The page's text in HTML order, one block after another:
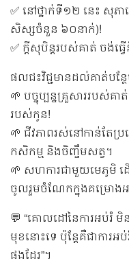
✅ នៅថ្នាក់ទី១២ នេះ សុ
សិស្សចំនួន ៦០នាក់)!
✅ ក្តីសុបិន្តរបស់គាត់ ចង់
ផលជះវិជ្ជមានដល់គាត់បន្
🌱 បច្ចុប្បន្នគ្រួសាររបស់គា
របស់កូន!
🌱 ជីវភាពរស់នៅកាន់តែប្
កសិកម្ម និងចិញ្ចឹមសត្វ។
🌱 សហការជាមួយមេភូមិ ដើ
ចូលរួមចំណែកក្នុងគម្រោងអ
💬 “គោលដៅនៃការអប់រំ
មុខនោះទេ ប៉ុន្តែគឺជាការ
ផងដែរ”។